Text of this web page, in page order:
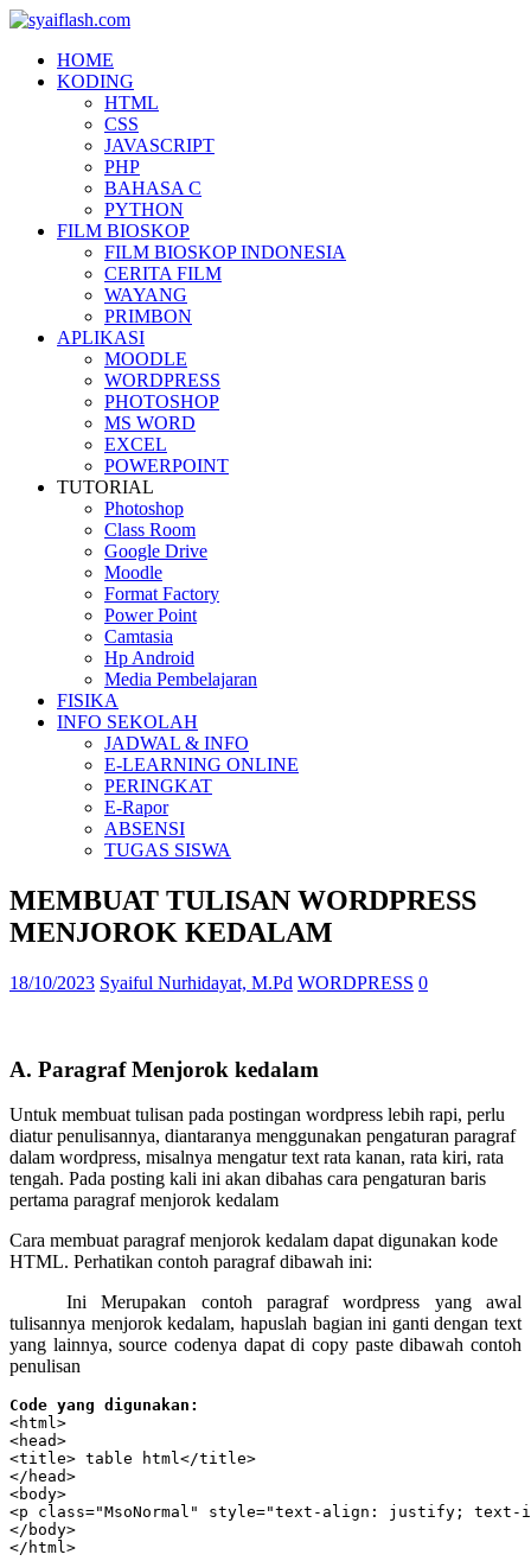
HOME
KODING
HTML
CSS
JAVASCRIPT
PHP
BAHASA C
PYTHON
FILM BIOSKOP
FILM BIOSKOP INDONESIA
CERITA FILM
WAYANG
PRIMBON
APLIKASI
MOODLE
WORDPRESS
PHOTOSHOP
MS WORD
EXCEL
POWERPOINT
TUTORIAL
Photoshop
Class Room
Google Drive
Moodle
Format Factory
Power Point
Camtasia
Hp Android
Media Pembelajaran
FISIKA
INFO SEKOLAH
JADWAL & INFO
E-LEARNING ONLINE
PERINGKAT
E-Rapor
ABSENSI
TUGAS SISWA
MEMBUAT TULISAN WORDPRESS
MENJOROK KEDALAM
18/10/2023 Syaiful Nurhidayat, M.Pd WORDPRESS 0
A. Paragraf Menjorok kedalam
Untuk membuat tulisan pada postingan wordpress lebih rapi, perlu
diatur penulisannya, diantaranya menggunakan pengaturan paragraf
dalam wordpress, misalnya mengatur text rata kanan, rata kiri, rata
tengah. Pada posting kali ini akan dibahas cara pengaturan baris
pertama paragraf menjorok kedalam
Cara membuat paragraf menjorok kedalam dapat digunakan kode
HTML. Perhatikan contoh paragraf dibawah ini:
Ini Merupakan contoh paragraf wordpress yang awal
tulisannya menjorok kedalam, hapuslah bagian ini ganti dengan text
yang lainnya, source codenya dapat di copy paste dibawah contoh
penulisan
Code yang digunakan:
<html>
<head>
<title> table html</title>
</head>
<body>
<p class="MsoNormal" style="text-align: justify; text-
</body>
</html>